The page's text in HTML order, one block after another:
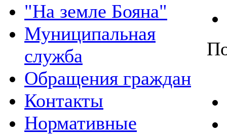
"На земле Бояна"
Муниципальная
служба
Обращения граждан
Контакты
Нормативные